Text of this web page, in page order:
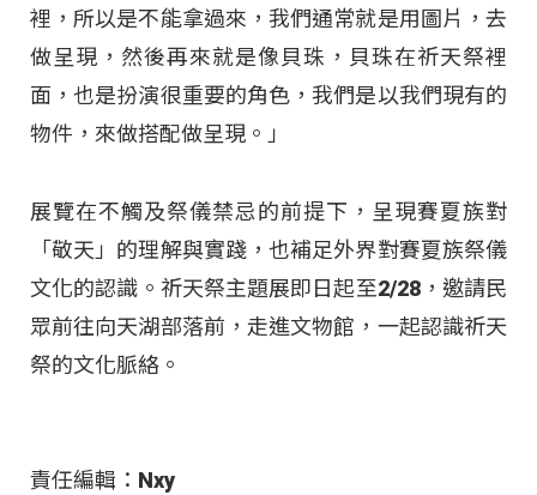
裡，所以是不能拿過來，我們通常就是用圖片，去
做呈現，然後再來就是像貝珠，貝珠在祈天祭裡
面，也是扮演很重要的角色，我們是以我們現有的
物件，來做搭配做呈現。」
展覽在不觸及祭儀禁忌的前提下，呈現賽夏族對
「敬天」的理解與實踐，也補足外界對賽夏族祭儀
文化的認識。祈天祭主題展即日起至2/28，邀請民
眾前往向天湖部落前，走進文物館，一起認識祈天
祭的文化脈絡。
責任編輯：Nxy